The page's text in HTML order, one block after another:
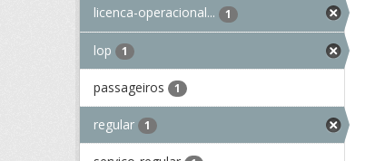
licenca-operacional... 1
lop 1
passageiros 1
regular 1